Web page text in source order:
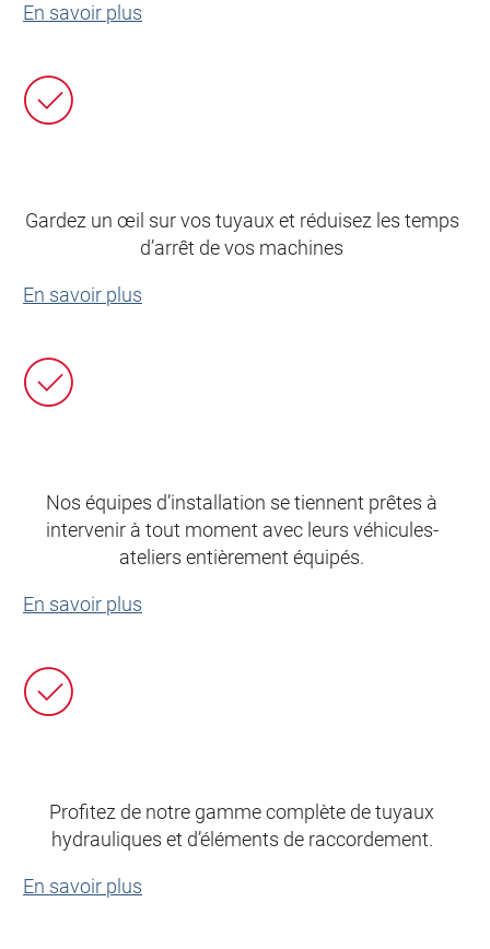
En savoir plus
Gardez un œil sur vos tuyaux et réduisez les temps
d’arrêt de vos machines
En savoir plus
Nos équipes d’installation se tiennent prêtes à
intervenir à tout moment avec leurs véhicules-
ateliers entièrement équipés.
En savoir plus
Profitez de notre gamme complète de tuyaux
hydrauliques et d’éléments de raccordement.
En savoir plus